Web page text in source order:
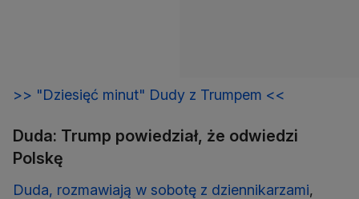
>> "Dziesięć minut" Dudy z Trumpem <<
Duda: Trump powiedział, że odwiedzi
Polskę
Duda, rozmawiają w sobotę z dziennikarzami,